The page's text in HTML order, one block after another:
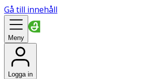
Gå till innehåll
Meny
Logga in